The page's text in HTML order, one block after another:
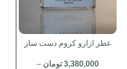
عطر ازارو کروم دست ساز
3,380,000 تومان –